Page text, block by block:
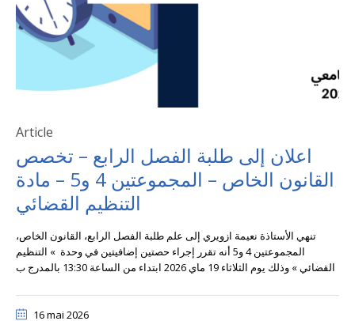
Article
اعلان إلى طلبة الفصل الرابع – تخصص
القانون الخاص – المجموعتين 4 و5 – مادة
التنظيم القضائي
تنهي الأستاذة نعيمة ازويري إلى علم طلبة الفصل الرابع، القانون الخاص،
المجموعتين 4 و5 أنه تقرر إجراء حصتين إضافيتين في وحدة » التنظيم
القضائي » وذلك يوم الثلاثاء 19 ماي 2026 ابتداء من الساعة 13:30 بالمدرج ب
16 mai 2026